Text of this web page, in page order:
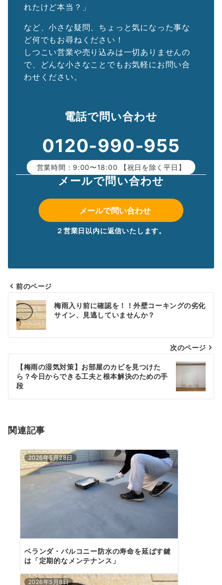
れたけど本当？」
など、小さな疑問、ちょっと気になった事な
ど何でもお尋ねください！
しつこい営業や売り込みは一切ありませんの
で、どんな小さなことでもお気軽にお問い合
わせください。
電話で問い合わせ
0120-990-955
営業時間：9:00〜18:00 【祝日を除く平日】
メールで問い合わせ
メールで問い合わせ
２営業日以内に返信いたします。
投
稿
ナ
ビ
ー
シ
ン
前のページ
梅雨入り前に確認を！！外壁コーキングの劣化
サイン、見逃していませんか？
次のページ
【梅雨の湿気対策】お部屋のカビを見つけた
ら？今日からできる工夫と根本解決のための手
段
関連記事
2026年5月28日
ベランダ・バルコニー防水の寿命を延ばす鍵
は「定期的なメンテナンス」
2026年5月8日